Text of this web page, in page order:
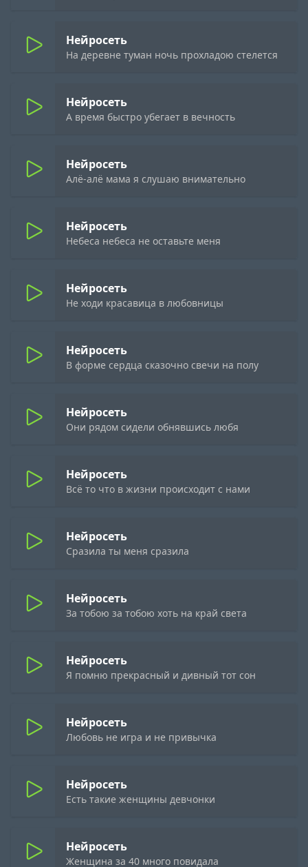
Нейросеть
На деревне туман ночь прохладою стелется
Нейросеть
А время быстро убегает в вечность
Нейросеть
Алё-алё мама я слушаю внимательно
Нейросеть
Небеса небеса не оставьте меня
Нейросеть
Не ходи красавица в любовницы
Нейросеть
В форме сердца сказочно свечи на полу
Нейросеть
Они рядом сидели обнявшись любя
Нейросеть
Всё то что в жизни происходит с нами
Нейросеть
Сразила ты меня сразила
Нейросеть
За тобою за тобою хоть на край света
Нейросеть
Я помню прекрасный и дивный тот сон
Нейросеть
Любовь не игра и не привычка
Нейросеть
Есть такие женщины девчонки
Нейросеть
Женщина за 40 много повидала